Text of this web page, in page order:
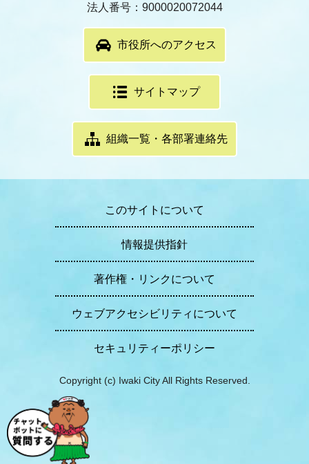
法人番号：9000020072044
市役所へのアクセス
サイトマップ
組織一覧・各部署連絡先
このサイトについて
情報提供指針
著作権・リンクについて
ウェブアクセシビリティについて
セキュリティーポリシー
Copyright (c) Iwaki City All Rights Reserved.